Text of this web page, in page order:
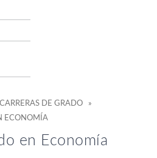
DE GRADO »
ECONOMÍA
en Economía